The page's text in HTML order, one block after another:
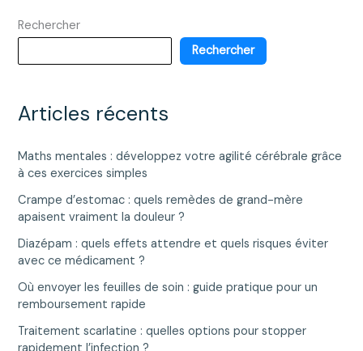
Rechercher
Rechercher
Articles récents
Maths mentales : développez votre agilité cérébrale grâce
à ces exercices simples
Crampe d’estomac : quels remèdes de grand-mère
apaisent vraiment la douleur ?
Diazépam : quels effets attendre et quels risques éviter
avec ce médicament ?
Où envoyer les feuilles de soin : guide pratique pour un
remboursement rapide
Traitement scarlatine : quelles options pour stopper